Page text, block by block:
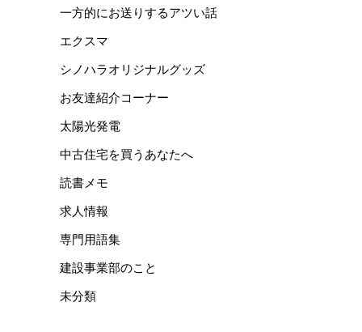
一方的にお送りするアツい話
エクスマ
シノハラオリジナルグッズ
お友達紹介コーナー
太陽光発電
中古住宅を買うあなたへ
読書メモ
求人情報
専門用語集
建設事業部のこと
未分類